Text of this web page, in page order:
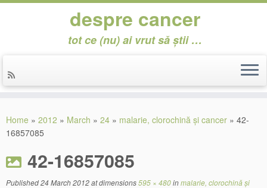
content
despre cancer
tot ce (nu) ai vrut să știi …
Home » 2012 » March » 24 » malarie, clorochină și cancer » 42-
16857085
42-16857085
Published24 March 2012at dimensions595 × 480inmalarie, clorochină și